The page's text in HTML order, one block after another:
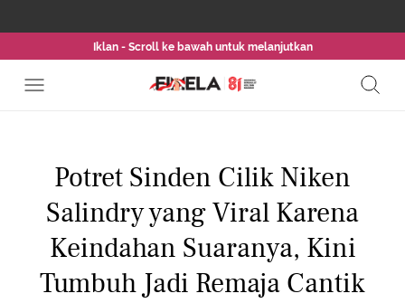
Iklan - Scroll ke bawah untuk melanjutkan
Potret Sinden Cilik Niken
Salindry yang Viral Karena
Keindahan Suaranya, Kini
Tumbuh Jadi Remaja Cantik